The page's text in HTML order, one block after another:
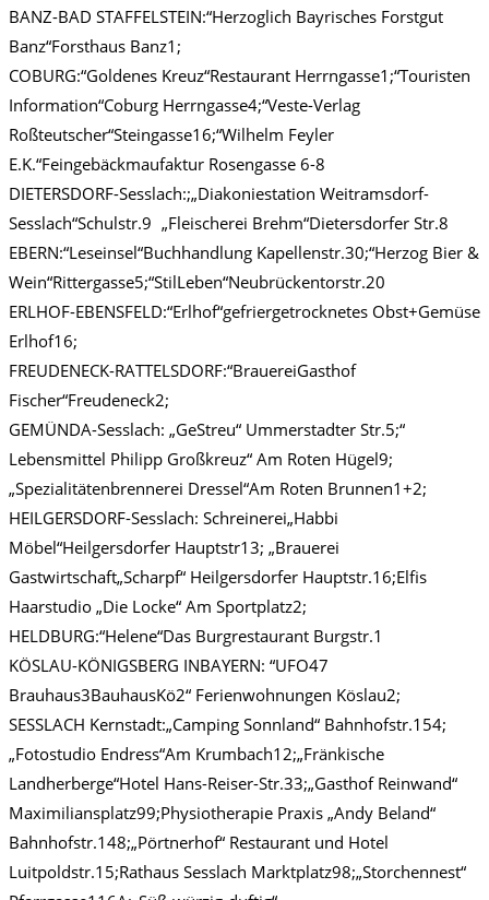
BANZ-BAD STAFFELSTEIN:“Herzoglich Bayrisches Forstgut
Banz“Forsthaus Banz1;
COBURG:“Goldenes Kreuz“Restaurant Herrngasse1;“Touristen
Information“Coburg Herrngasse4;“Veste-Verlag
Roßteutscher“Steingasse16;“Wilhelm Feyler
E.K.“Feingebäckmaufaktur Rosengasse 6-8
DIETERSDORF-Sesslach:;„Diakoniestation Weitramsdorf-
Sesslach“Schulstr.9 „Fleischerei Brehm“Dietersdorfer Str.8
EBERN:“Leseinsel“Buchhandlung Kapellenstr.30;“Herzog Bier &
Wein“Rittergasse5;“StilLeben“Neubrückentorstr.20
ERLHOF-EBENSFELD:“Erlhof“gefriergetrocknetes Obst+Gemüse
Erlhof16;
FREUDENECK-RATTELSDORF:“BrauereiGasthof
Fischer“Freudeneck2;
GEMÜNDA-Sesslach: „GeStreu“ Ummerstadter Str.5;“
Lebensmittel Philipp Großkreuz“ Am Roten Hügel9;
„Spezialitätenbrennerei Dressel“Am Roten Brunnen1+2;
HEILGERSDORF-Sesslach: Schreinerei„Habbi
Möbel“Heilgersdorfer Hauptstr13; „Brauerei
Gastwirtschaft„Scharpf“ Heilgersdorfer Hauptstr.16;Elfis
Haarstudio „Die Locke“ Am Sportplatz2;
HELDBURG:“Helene“Das Burgrestaurant Burgstr.1
KÖSLAU-KÖNIGSBERG INBAYERN: “UFO47
Brauhaus3BauhausKö2“ Ferienwohnungen Köslau2;
SESSLACH Kernstadt:„Camping Sonnland“ Bahnhofstr.154;
„Fotostudio Endress“Am Krumbach12;„Fränkische
Landherberge“Hotel Hans-Reiser-Str.33;„Gasthof Reinwand“
Maximiliansplatz99;Physiotherapie Praxis „Andy Beland“
Bahnhofstr.148;„Pörtnerhof“ Restaurant und Hotel
Luitpoldstr.15;Rathaus Sesslach Marktplatz98;„Storchennest“